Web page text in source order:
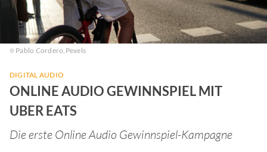
Pablo Cordero, Pexels
DIGITAL AUDIO
ONLINE AUDIO GEWINNSPIEL MIT
UBER EATS
Die erste Online Audio Gewinnspiel-Kampagne